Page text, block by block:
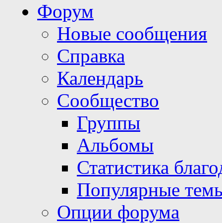
Форум
Новые сообщения
Справка
Календарь
Сообщество
Группы
Альбомы
Статистика
Популярные
Опции форума